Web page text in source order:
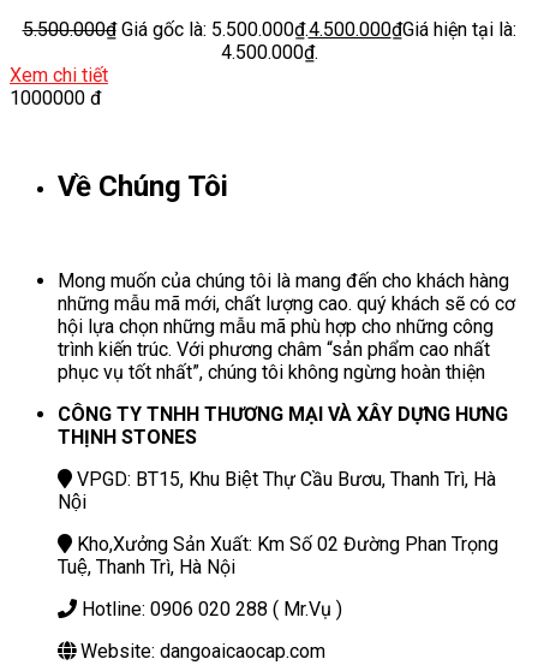
5.500.000₫ Giá gốc là: 5.500.000₫.4.500.000₫Giá hiện tại là:
4.500.000₫.
Xem chi tiết
1000000 đ
Về Chúng Tôi
Mong muốn của chúng tôi là mang đến cho khách hàng
những mẫu mã mới, chất lượng cao. quý khách sẽ có cơ
hội lựa chọn những mẫu mã phù hợp cho những công
trình kiến trúc. Với phương châm “sản phẩm cao nhất
phục vụ tốt nhất”, chúng tôi không ngừng hoàn thiện
CÔNG TY TNHH THƯƠNG MẠI VÀ XÂY DỰNG HƯNG
THỊNH STONES
VPGD: BT15, Khu Biệt Thự Cầu Bươu, Thanh Trì, Hà
Nội
Kho,Xưởng Sản Xuất: Km Số 02 Đường Phan Trọng
Tuệ, Thanh Trì, Hà Nội
Hotline: 0906 020 288 ( Mr.Vụ )
Website: dangoaicaocap.com